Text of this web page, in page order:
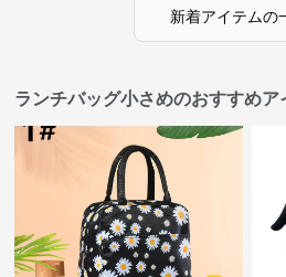
新着アイテムの
ランチバッグ小さめのおすすめア